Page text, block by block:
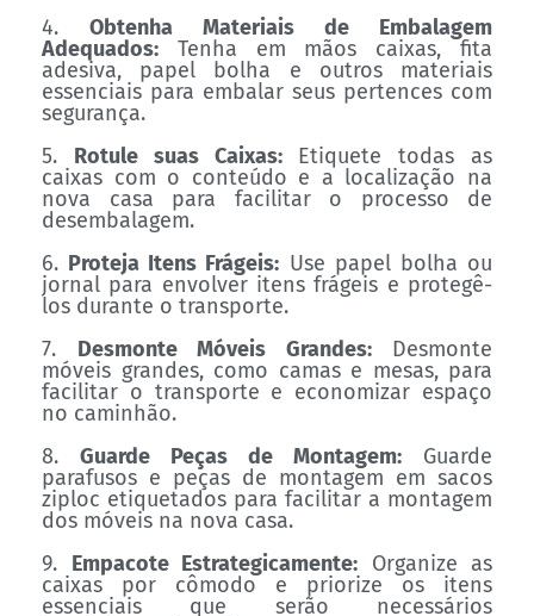
4. Obtenha Materiais de Embalagem
Adequados: Tenha em mãos caixas, fita
adesiva, papel bolha e outros materiais
essenciais para embalar seus pertences com
segurança.
5. Rotule suas Caixas:Etiquete todas as
caixas com o conteúdo e a localização na
nova casa para facilitar o processo de
desembalagem.
6. Proteja Itens Frágeis: Use papel bolha ou
jornal para envolver itens frágeis e protegê-
los durante o transporte.
7. Desmonte Móveis Grandes:Desmonte
móveis grandes, como camas e mesas, para
facilitar o transporte e economizar espaço
no caminhão.
8. Guarde Peças de Montagem: Guarde
parafusos e peças de montagem em sacos
ziploc etiquetados para facilitar a montagem
dos móveis na nova casa.
9. Empacote Estrategicamente: Organize as
caixas por cômodo e priorize os itens
essenciais que serão necessários